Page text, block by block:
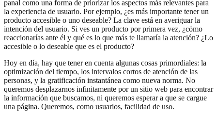
panal como una forma de priorizar los aspectos más relevantes para
la experiencia de usuario. Por ejemplo, ¿es más importante tener un
producto accesible o uno deseable? La clave está en averiguar la
intención del usuario. Si ves un producto por primera vez, ¿cómo
reaccionarías ante él y qué es lo que más te llamaría la atención? ¿Lo
accesible o lo deseable que es el producto?
Hoy en día, hay que tener en cuenta algunas cosas primordiales: la
optimización del tiempo, los intervalos cortos de atención de las
personas, y la gratificación instantánea como nueva norma. No
queremos desplazarnos infinitamente por un sitio web para encontrar
la información que buscamos, ni queremos esperar a que se cargue
una página. Queremos, como usuarios, facilidad de uso.